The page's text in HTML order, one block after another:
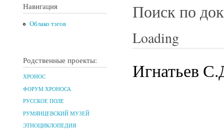
Навигация
Облако тэгов
Родственные проекты:
ХРОНОС
ФОРУМ ХРОНОСА
РУССКОЕ ПОЛЕ
РУМЯНЦЕВСКИЙ МУЗЕЙ
ЭТНОЦИКЛОПЕДИЯ
Поиск по
Loading
Игнатьев